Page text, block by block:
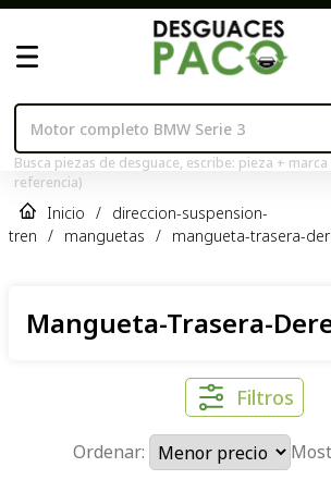
Busca piezas de desguace, escribe: pieza +
referencia)
Inicio / direccion-suspension-
tren / manguetas / mangueta-trasera-
Mangueta-Trasera-
Filtros
Ordenar: